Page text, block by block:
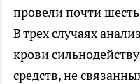
провели почти
В трех случаях
крови
средств, не